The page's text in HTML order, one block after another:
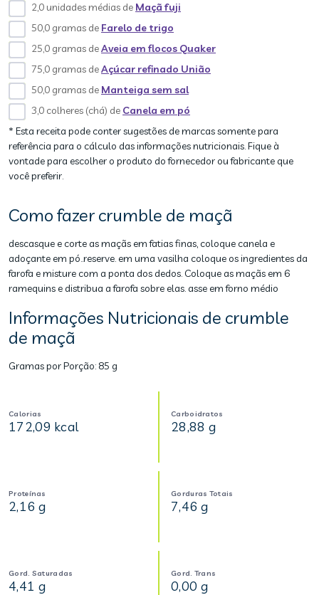
2,0 unidades médias de Maçã fuji
50,0 gramas de Farelo de trigo
25,0 gramas deAveia em flocos Quaker
75,0 gramas deAçúcar refinado União
50,0 gramas de Manteiga sem sal
3,0 colheres (chá) de Canela em pó
* Esta receita pode conter sugestões de marcas somente para
referência para o cálculo das informações nutricionais. Fique à
vontade para escolher o produto do fornecedor ou fabricante que
você preferir.
Como fazer crumble de maçã
descasque e corte as maçãs em fatias finas, coloque canela e
adoçante em pó..reserve. em uma vasilha coloque os ingredientes da
farofa e misture com a ponta dos dedos. Coloque as maçãs em 6
ramequins e distribua a farofa sobre elas. asse em forno médio
Informações Nutricionais de crumble
de maçã
Gramas por Porção: 85 g
Calorias
172,09 kcal
Carboidratos
28,88 g
Proteínas
2,16 g
Gorduras Totais
7,46 g
Gord. Saturadas
4,41 g
Gord. Trans
0,00 g